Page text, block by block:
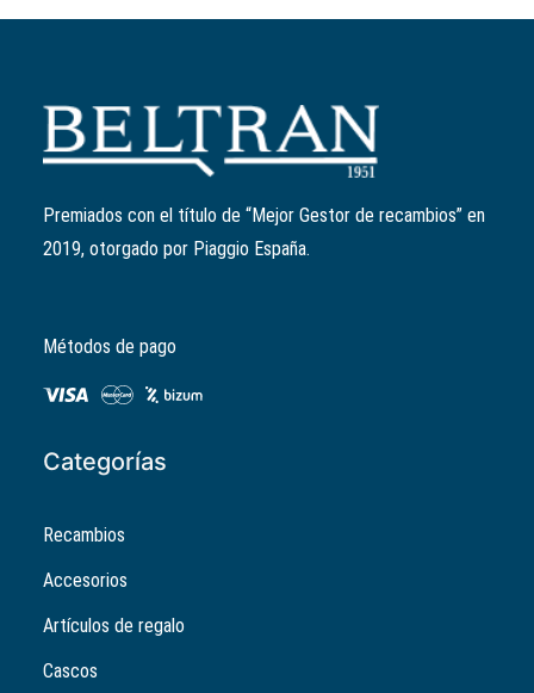
Antirrobo Artago Vespa GT
013778MP
Premiados con el título de “Mejor Gestor de recambios” en
2019, otorgado por Piaggio España.
Métodos de pago
Categorías
Recambios
Accesorios
Artículos de regalo
Cascos